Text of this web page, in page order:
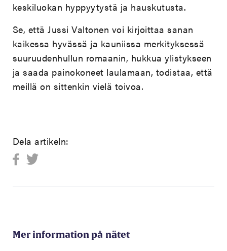
keskiluokan hyppyytystä ja hauskutusta.
Se, että Jussi Valtonen voi kirjoittaa sanan
kaikessa hyvässä ja kauniissa merkityksessä
suuruudenhullun romaanin, hukkua ylistykseen
ja saada painokoneet laulamaan, todistaa, että
meillä on sittenkin vielä toivoa.
Dela artikeln:
Mer information på nätet